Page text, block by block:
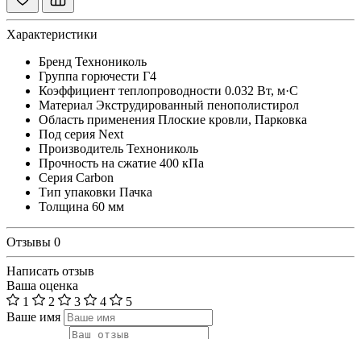
Характеристики
Бренд Технониколь
Группа горючести Г4
Коэффициент теплопроводности 0.032 Вт, м·С
Материал Экструдированный пенополистирол
Область применения Плоские кровли, Парковка
Под серия Next
Производитель Технониколь
Прочность на сжатие 400 кПа
Серия Carbon
Тип упаковки Пачка
Толщина 60 мм
Отзывы 0
Написать отзыв
Ваша оценка
1
2 3 4
5
Ваше имя